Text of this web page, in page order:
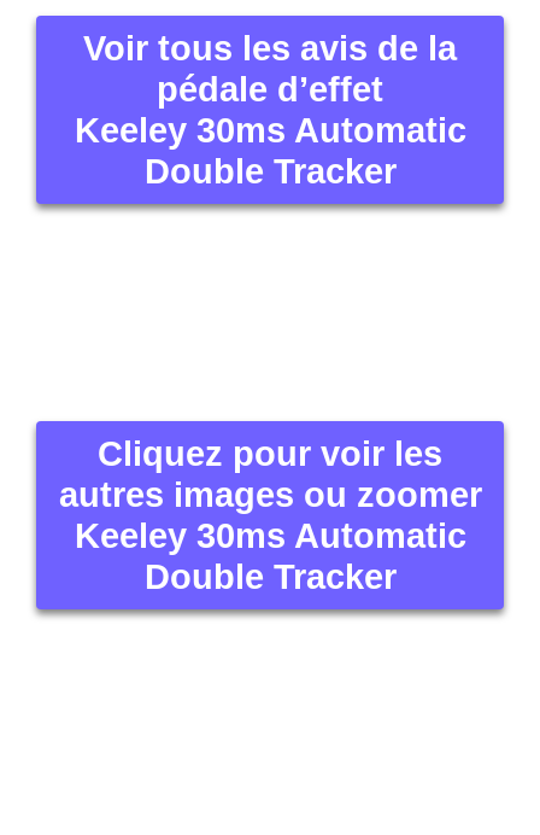
Voir tous les avis de la
pédale d’effet
Keeley 30ms Automatic
Double Tracker
Cliquez pour voir les
autres images ou zoomer
Keeley 30ms Automatic
Double Tracker